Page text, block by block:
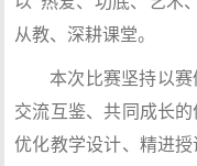
从教、深耕课堂。
本次比赛坚持以
交流互鉴、共同成长的
优化教学设计、精进